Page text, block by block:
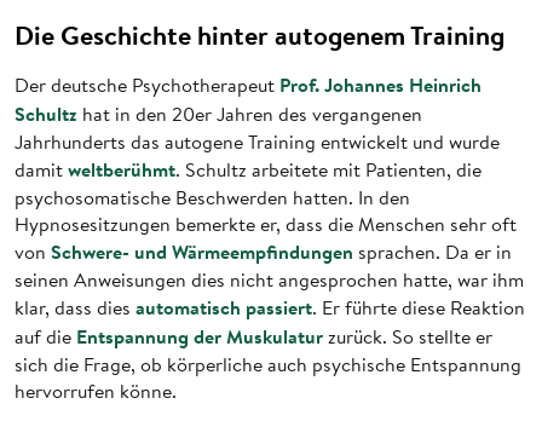
Die Geschichte hinter autogenem Training
Der deutsche Psychotherapeut Prof. Johannes Heinrich
Schultz hat in den 20er Jahren des vergangenen
Jahrhunderts das autogene Training entwickelt und wurde
damitweltberühmt. Schultz arbeitete mit Patienten, die
psychosomatische Beschwerden hatten. In den
Hypnosesitzungen bemerkte er, dass die Menschen sehr oft
von Schwere- und Wärmeempfindungen sprachen. Da er in
seinen Anweisungen dies nicht angesprochen hatte, war ihm
klar, dass dies automatisch passiert. Er führte diese Reaktion
auf die Entspannung der Muskulaturzurück. So stellte er
sich die Frage, ob körperliche auch psychische Entspannung
hervorrufen könne.